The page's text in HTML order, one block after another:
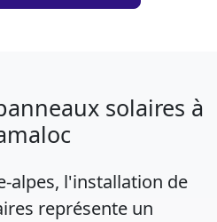
solaires à
alpes, l'installation de
représente un